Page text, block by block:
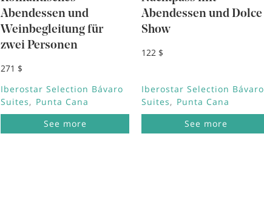
Abendessen und
Weinbegleitung für
zwei Personen
271 $
Iberostar Selection Bávaro
Suites
Punta Cana
See more
Abendessen und Dolce
Show
122 $
Iberostar Selection Bávaro
Suites
Punta Cana
See more